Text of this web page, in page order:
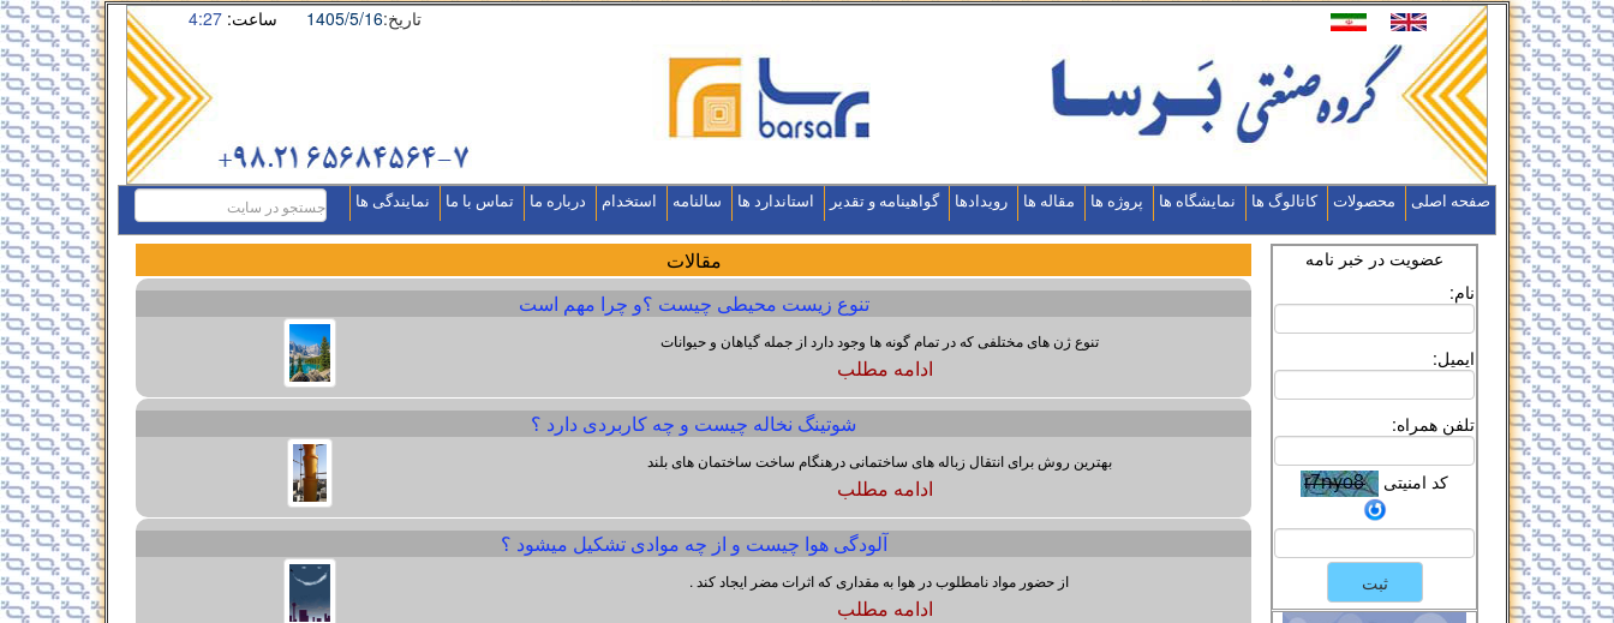
ساعت: 4:27 تاریخ:1405/5/16
صفحه اصلی محصولات کاتالوگ ها نمایشگاه ها پروژه ها مقاله ها رویدادها گواهینامه و تقدیر استاندارد ها سالنامه استخدام درباره ما تماس با ما نمایندگی ها
مقالات
تنوع زیست محیطی چیست ؟و چرا مهم است
تنوع ژن های مختلفی که در تمام گونه ها وجود دارد از جمله گیاهان و حیوانات
ادامه مطلب
شوتینگ نخاله چیست و چه کاربردی دارد ؟
بهترین روش برای انتقال زباله های ساختمانی درهنگام ساخت ساختمان های بلند
ادامه مطلب
آلودگی هوا چیست و از چه موادی تشکیل میشود ؟
از حضور مواد نامطلوب در هوا به مقداری که اثرات مضر ایجاد کند .
ادامه مطلب
عضویت در خبر نامه
نام:
ایمیل:
تلفن همراه:
کد امنیتی